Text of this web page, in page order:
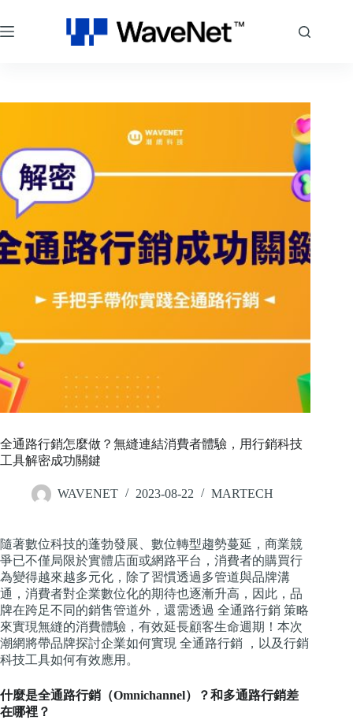
至
主
全通路行銷怎麼做？無縫連結消費者體驗，用行銷科技
工具解密成功關鍵
WAVENET 2023-08-22 MARTECH
隨著數位科技的蓬勃發展、數位轉型趨勢蔓延，商業競
爭已不僅局限於實體店面或網路平台，消費者的購買行
為變得越來越多元化，除了習慣透過多管道與品牌溝
通，消費者對企業數位化的期待也逐漸升高，因此，品
牌在跨足不同的銷售管道外，還需透過 全通路行銷 策略
來實現無縫的消費體驗，有效延長顧客生命週期！本次
潮網將帶品牌探討企業如何實現 全通路行銷 ，以及行銷
科技工具如何有效應用。
什麼是全通路行銷（Omnichannel）？和多通路行銷差
在哪裡？